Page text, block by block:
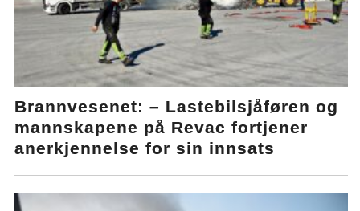
Brannvesenet: – Lastebilsjåføren og
mannskapene på Revac fortjener
anerkjennelse for sin innsats